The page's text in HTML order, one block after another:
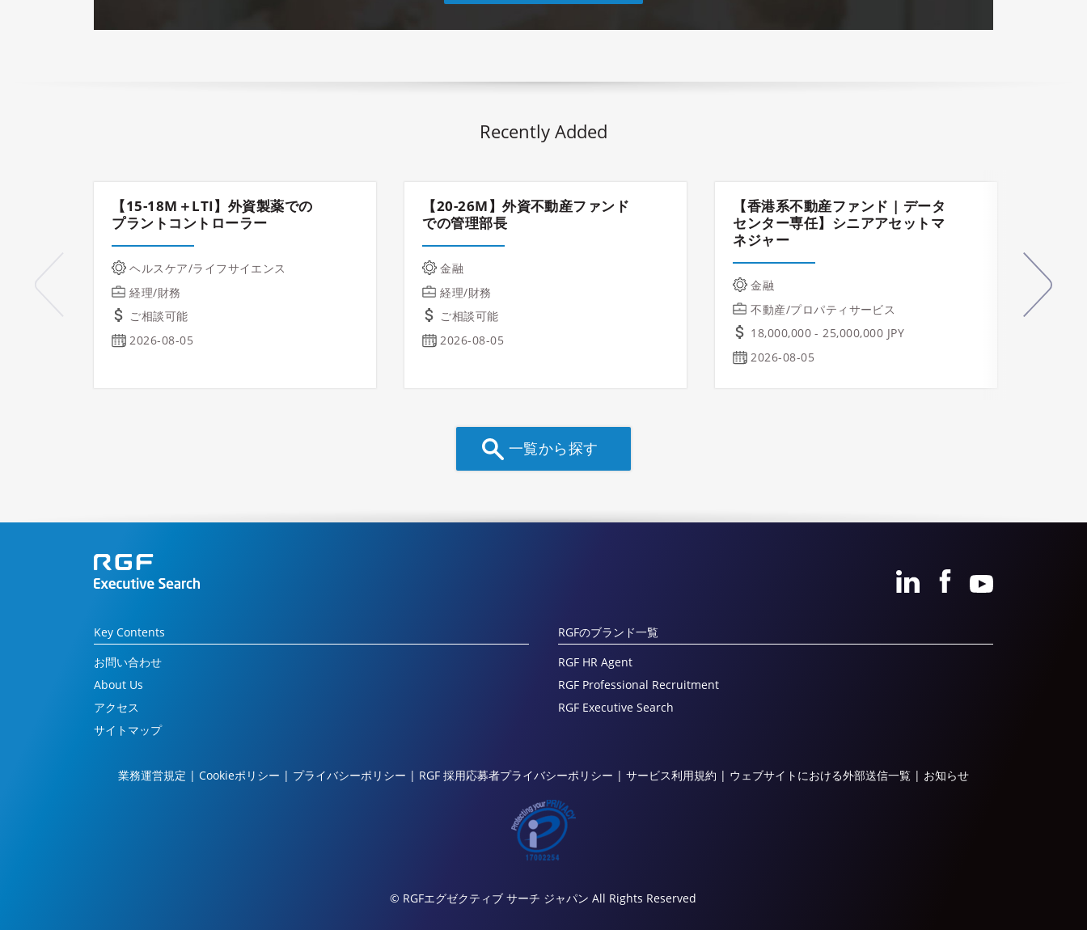
Recently Added
【15-18M＋LTI】外資製薬での
プラントコントローラー
ヘルスケア/ライフサイエンス
経理/財務
ご相談可能
2026-08-05
【20-26M】外資不動産ファンド
での管理部長
金融
経理/財務
ご相談可能
2026-08-05
【香港系不動産ファンド | データ
センター専任】シニアアセットマ
ネジャー
金融
不動産/プロパティサービス
18,000,000 - 25,000,000 JPY
2026-08-05
一覧から探す
Key Contents
お問い合わせ
About Us
アクセス
サイトマップ
RGFのブランド一覧
RGF HR Agent
RGF Professional Recruitment
RGF Executive Search
業務運営規定 | Cookieポリシー | プライバシーポリシー | RGF 採用応募者プライバシーポリシー | サービス利用規約 | ウェブサイトにおける外部送信一覧| お知らせ
© RGFエグゼクティブ サーチ ジャパン All Rights Reserved